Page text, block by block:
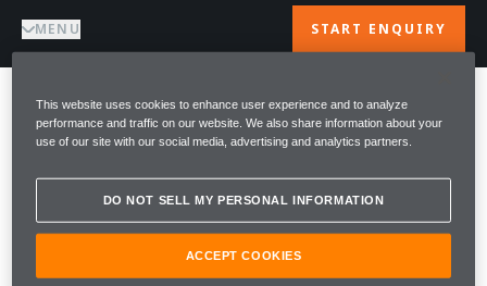
MENU START ENQUIRY
BENVENUTO A
Benvenuti in McLaren Milano, l'unico
distributore ufficiale del marchio McLaren in
Italia. Da noi trovate l'esclusiva officina
This website uses cookies to enhance user experience and to analyze
performance and traffic on our website. We also share information about your
use of our site with our social media, advertising and analytics partners.
DO NOT SELL MY PERSONAL INFORMATION
ACCEPT COOKIES